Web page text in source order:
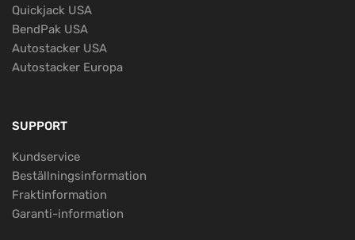
Quickjack USA
BendPak USA
Autostacker USA
Autostacker Europa
SUPPORT
Kundservice
Beställningsinformation
Fraktinformation
Garanti-information